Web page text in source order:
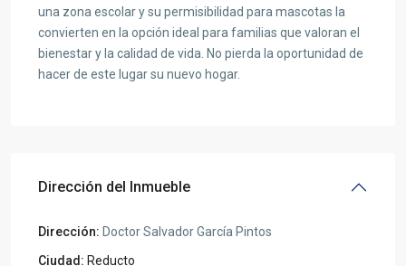
una zona escolar y su permisibilidad para mascotas la
convierten en la opción ideal para familias que valoran el
bienestar y la calidad de vida. No pierda la oportunidad de
hacer de este lugar su nuevo hogar.
Dirección del Inmueble
Dirección: Doctor Salvador García Pintos
Ciudad: Reducto